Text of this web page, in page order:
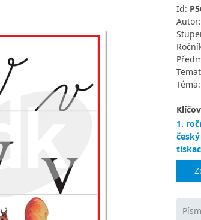
Id:
Autor:
Téma:
1.